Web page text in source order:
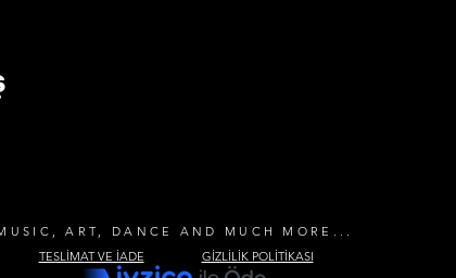
ART, DANCE AND MUCH MORE...
GİZLİLİK POLİTİKASI
TESLİMAT VE İADE